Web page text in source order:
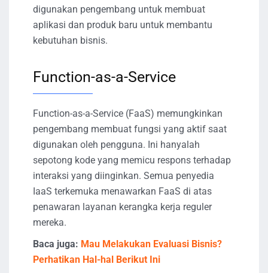
digunakan pengembang untuk membuat
aplikasi dan produk baru untuk membantu
kebutuhan bisnis.
Function-as-a-Service
Function-as-a-Service (FaaS) memungkinkan
pengembang membuat fungsi yang aktif saat
digunakan oleh pengguna. Ini hanyalah
sepotong kode yang memicu respons terhadap
interaksi yang diinginkan. Semua penyedia
IaaS terkemuka menawarkan FaaS di atas
penawaran layanan kerangka kerja reguler
mereka.
Baca juga: Mau Melakukan Evaluasi Bisnis?
Perhatikan Hal-hal Berikut Ini